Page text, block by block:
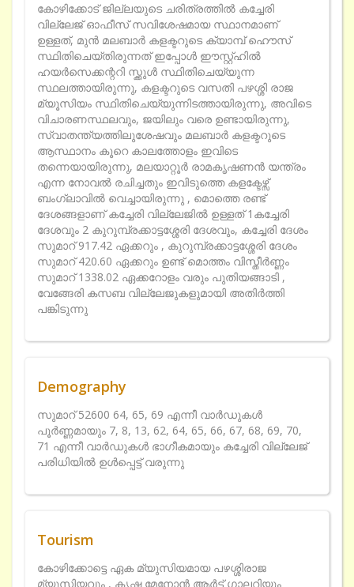
കോഴിക്കോട് ജില്ലയുടെ ചരിത്രത്തില്‍ കച്ചേരി
വില്ലേജ് ഓഫീസ് സവിശേഷമായ സ്ഥാനമാണ്
ഉള്ളത്, മുന്‍ മലബാര്‍ കളക്ടറുടെ ക്യാമ്പ് ഹൌസ്
സ്ഥിതിചെയ്തിരുന്നത് ഇപ്പോള്‍ ഈസ്റ്റ്ഹില്‍
ഹയര്‍സെക്കന്ററി സ്ക്കുള്‍ സ്ഥിതിചെയ്യുന്ന
സ്ഥലത്തായിരുന്നു, കളക്ടറുടെ വസതി പഴശ്ശി രാജ
മ്യൂസിയം സ്ഥിതിചെയ്യുന്നിടത്തായിരുന്നു, അവിടെ
വിചാരണസ്ഥലവും, ജയിലും വരെ ഉണ്ടായിരുന്നു,
സ്വാതന്ത്യത്തിലുശേഷവും മലബാര്‍ കളക്ടറുടെ
ആസ്ഥാനം കൂറെ കാലത്തോളം ഇവിടെ
തന്നെയായിരുന്നു, മലയാറ്റൂര്‍ രാമകൃഷണന്‍ യന്ത്രം
എന്ന നോവല്‍ രചിച്ചതും ഇവിടുത്തെ കളക്ടേഴ്സ്
ബംഗ്ലാവില്‍ വെച്ചായിരുന്നു , മൊത്തെ രണ്ട്
ദേശങ്ങളാണ് കച്ചേരി വില്ലേജില്‍ ഉള്ളത് 1കച്ചേരി
ദേശവും 2 കുറുമ്പ്രക്കാട്ടശ്ശേരി ദേശവും, കച്ചേരി ദേശം
സുമാറ് 917.42 ഏക്കറും , കുറുമ്പ്രക്കാട്ടശ്ശേരി ദേശം
സുമാറ് 420.60 ഏക്കറും ഉണ്ട് മൊത്തം വിസ്തീര്‍ണ്ണം
സുമാറ് 1338.02 ഏക്കറോളം വരും പുതിയങ്ങാടി ,
വേങ്ങേരി കസബ വില്ലേജുകളുമായി അതിര്‍ത്തി
പങ്കിടുന്നു
Demography
സുമാറ് 52600 64, 65, 69 എന്നീ വാര്‍ഡുകള്‍
പൂര്‍ണ്ണമായും 7, 8, 13, 62, 64, 65, 66, 67, 68, 69, 70,
71 എന്നീ വാര്‍ഡുകള്‍ ഭാഗീകമായും കച്ചേരി വില്ലേജ്
പരിധിയില്‍ ഉള്‍പ്പെട്ട് വരുന്നു
Tourism
കോഴിക്കോട്ടെ ഏക മ്യുസിയമായ പഴശ്ശിരാജ
മ്യൂസിയവും , കൃഷ്ണ മേനോന്‍ ആര്‍ട്ട് ഗാലറിയും